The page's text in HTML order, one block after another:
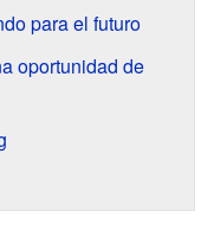
para el futuro
oportunidad de